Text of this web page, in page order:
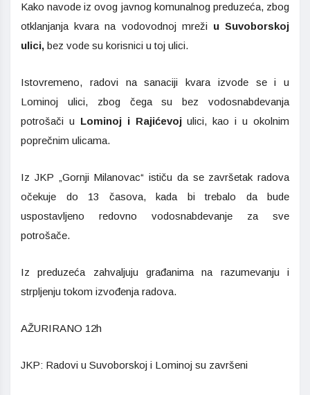
Kako navode iz ovog javnog komunalnog preduzeća, zbog
otklanjanja kvara na vodovodnoj mreži u Suvoborskoj
ulici, bez vode su korisnici u toj ulici.
Istovremeno, radovi na sanaciji kvara izvode se i u
Lominoj ulici, zbog čega su bez vodosnabdevanja
potrošači u Lominoj i Rajićevojulici, kao i u okolnim
poprečnim ulicama.
Iz JKP „Gornji Milanovac“ ističu da se završetak radova
očekuje do 13 časova, kada bi trebalo da bude
uspostavljeno redovno vodosnabdevanje za sve
potrošače.
Iz preduzeća zahvaljuju građanima na razumevanju i
strpljenju tokom izvođenja radova.
AŽURIRANO 12h
JKP: Radovi u Suvoborskoj i Lominoj su završeni